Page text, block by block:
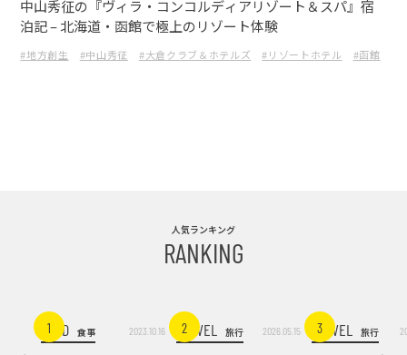
中山秀征の『ヴィラ・コンコルディアリゾート＆スパ』宿
泊記 – 北海道・函館で極上のリゾート体験
#地方創生 #中山秀征 #大倉クラブ＆ホテルズ #リゾートホテル #函館
人気ランキング
RANKING
1FOOD 食事 2023.10.16 2
TRAVEL 旅行 2026.05.15 3
TRAVEL 旅行